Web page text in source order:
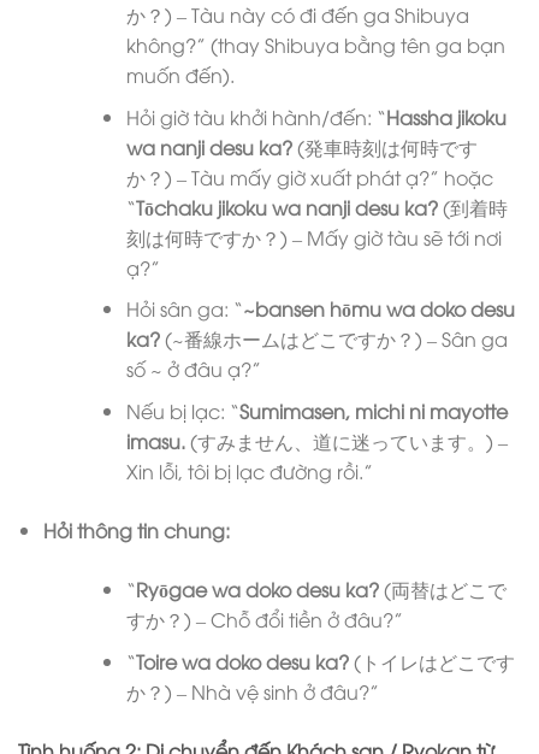
か？) – Tàu này có đi đến ga Shibuya
không?” (thay Shibuya bằng tên ga bạn
muốn đến).
Hỏi giờ tàu khởi hành/đến: “Hassha jikoku
wa nanji desu ka?(発車時刻は何時です
か？) – Tàu mấy giờ xuất phát ạ?” hoặc
“Tōchaku jikoku wa nanji desu ka?(到着時
刻は何時ですか？) – Mấy giờ tàu sẽ tới nơi
ạ?”
Hỏi sân ga: “~bansen hōmu wa doko desu
ka?(~番線ホームはどこですか？) – Sân ga
số ~ ở đâu ạ?”
Nếu bị lạc: “Sumimasen, michi ni mayotte
imasu.(すみません、道に迷っています。) –
Xin lỗi, tôi bị lạc đường rồi.”
Hỏi thông tin chung:
“Ryōgae wa doko desu ka?(両替はどこで
すか？) – Chỗ đổi tiền ở đâu?”
“Toire wa doko desu ka?(トイレはどこです
か？) – Nhà vệ sinh ở đâu?”